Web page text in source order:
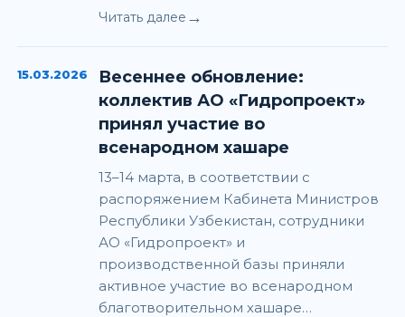
Читать далее →
15.03.2026
Весеннее обновление:
коллектив АО «Гидропроект»
принял участие во
всенародном хашаре
13–14 марта, в соответствии с
распоряжением Кабинета Министров
Республики Узбекистан, сотрудники
АО «Гидропроект» и
производственной базы приняли
активное участие во всенародном
благотворительном хашаре…